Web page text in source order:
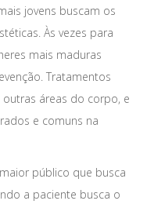
jovens buscam os
Às vezes para
mais maduras
Tratamentos
áreas do corpo, e
e comuns na
público que busca
a paciente busca o